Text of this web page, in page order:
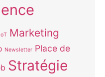
IoT Marketing
Newsletter Place de
Stratégie